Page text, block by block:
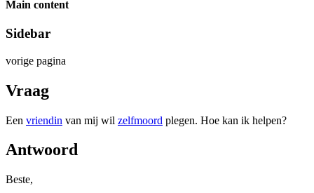
Main content
Sidebar
vorige pagina
Vraag
Een vriendin van mij wil zelfmoord plegen. Hoe kan ik helpen?
Antwoord
Beste,